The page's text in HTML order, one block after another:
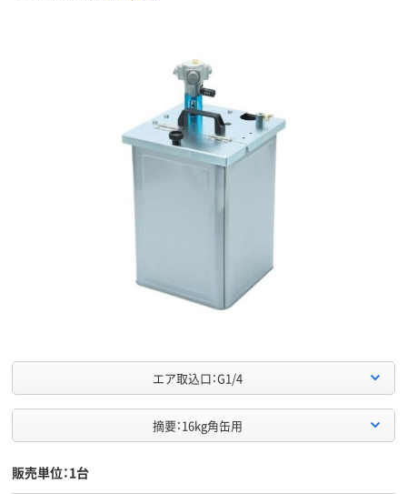
エア取込口：G1/4
摘要：16kg角缶用
販売単位：1台